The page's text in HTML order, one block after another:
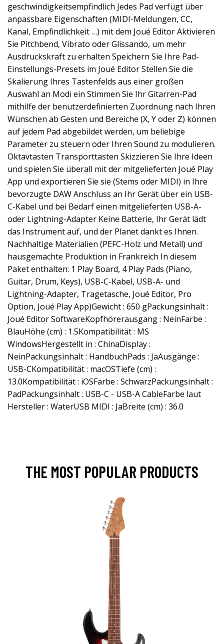
geschwindigkeitsempfindlich Jedes Pad verfügt über
anpassbare Eigenschaften (MIDI-Meldungen, CC,
Kanal, Empfindlichkeit …) mit dem Joué Editor Aktivieren
Sie Pitchbend, Vibrato oder Glissando, um mehr
Ausdruckskraft zu erhalten Speichern Sie Ihre Pad-
Einstellungs-Presets im Joué Editor Stellen Sie die
Skalierung Ihres Tastenfelds aus einer großen
Auswahl an Modi ein Stimmen Sie Ihr Gitarren-Pad
mithilfe der benutzerdefinierten Zuordnung nach Ihren
Wünschen ab Gesten und Bereiche (X, Y oder Z) können
auf jedem Pad abgebildet werden, um beliebige
Parameter zu steuern oder Ihren Sound zu modulieren.
Oktavtasten Transporttasten Skizzieren Sie Ihre Ideen
und spielen Sie überall mit der mitgelieferten Joué Play
App und exportieren Sie sie (Stems oder MIDI) in Ihre
bevorzugte DAW Anschluss an Ihr Gerät über ein USB-
C-Kabel und bei Bedarf einen mitgelieferten USB-A-
oder Lightning-Adapter Keine Batterie, Ihr Gerät lädt
das Instrument auf, und der Planet dankt es Ihnen.
Nachhaltige Materialien (PEFC-Holz und Metall) und
hausgemachte Produktion in Frankreich In diesem
Paket enthalten: 1 Play Board, 4 Play Pads (Piano,
Guitar, Drum, Keys), USB-C-Kabel, USB-A- und
Lightning-Adapter, Tragetasche, Joué Editor, Pro
Option, Joué Play App)Gewicht : 650 gPackungsinhalt :
Joué Editor SoftwareKopfhörerausgang : NeinFarbe :
BlauHöhe (cm) : 1.5Kompatibilität : MS
WindowsHergestellt in : ChinaDisplay :
NeinPackungsinhalt : HandbuchPads : JaAusgänge :
USB-CKompatibilität : macOSTiefe (cm) :
13.0Kompatibilität : iOSFarbe : SchwarzPackungsinhalt :
PadPackungsinhalt : USB-C - USB-A CableFarbe laut
Hersteller : WaterUSB MIDI : JaBreite (cm) : 36.0
THE MOST POPULAR PRODUCTS